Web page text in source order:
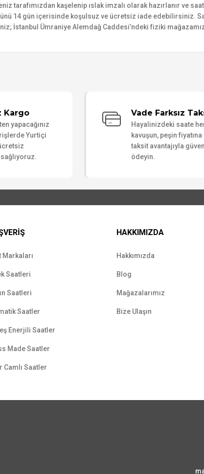
tarafımızdan kaşelenip ıslak imzalı olarak hazırlanır ve
14 gün içerisinde koşulsuz ve ücretsiz iade edebilirsiniz.
İstanbul Ümraniye Alemdağ Caddesi’ndeki fiziki
Kargo
yapacağınız
Yurtiçi
Vade Farksız
Hayalinizdeki saate
kavuşun, peşin fiyatına
taksit avantajıyla
ödeyin.
Markaları
Saatleri
Saatleri
Saatler
Enerjili Saatler
Made Saatler
Camlı Saatler
HAKKIMIZDA
Hakkımızda
Blog
Mağazalarımız
Bize Ulaşın